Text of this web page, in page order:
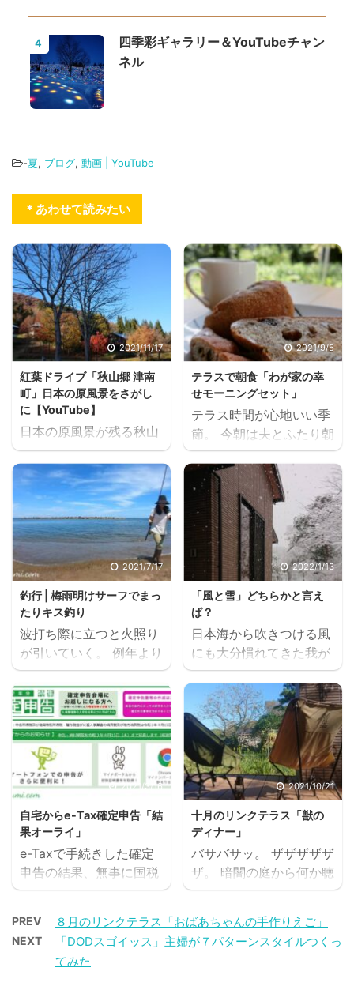
4
四季彩ギャラリー＆YouTubeチャン
ネル
-夏, ブログ, 動画 | YouTube
＊あわせて読みたい
2021/11/17
紅葉ドライブ「秋山郷 津南
町」日本の原風景をさがし
に【YouTube】
日本の原風景が残る秋山
郷は、信濃川の支流 中津
川の上流域に点在する集
落の総称で、長野県と新
潟県にまたがる渓谷地帯
です。 10年ほど前に一
度訪れて以来の秋山郷。
今回は、新潟県中魚沼郡
津南町秋山郷を訪れまし
た。 国道を外れた見倉集
落近辺は、春に数十万株
ものカタクリの花が咲き
乱れる群生地があり、私
ります。 津南町秋山郷見
倉 かたくり群生地
2021.11.6 中津川の断崖
にかかる、国道405号線
と逆巻集落を結ぶ「猿飛
橋」は、その見事な眺望
から新潟の橋50選に選定
されています。 津南町秋
山 ...
2021/9/5
テラスで朝食「わが家の幸
せモーニングセット」
テラス時間が心地いい季
節。 今朝は夫とふたり朝
食を愉しんだ。 朝食
2021.9.5 数カ月ぶりにお
邪魔した、山あいの人気
パン屋さん麦麦ベイクの
天然酵母ぱん。 麦麦ベイ
ク 2021.9.4 今日もやっ
ぱり、くるみレーズンぱ
ん＆ライ麦いよかんチョ
コ。 噛めば噛むほどに味
がでる、ハード系のこの
天然酵母パンに出会って
以来、私のパンへの印象
はガラリと変わってしま
った。 麦麦ベイク くる
みレーズンぱん＆ライ麦
いよかんチョコ コーヒー
は、その場で焙煎する極
上の自家焙煎珈琲豆を提
供してくれるフレッシュ
コーヒーNo.1の ...
2021/7/17
釣行 | 梅雨明けサーフでまっ
たりキス釣り
波打ち際に立つと火照り
が引いていく。 例年より
18日早く梅雨明けした新
潟では、まだまだキス釣
りが楽しめる。 潮騒を
BGMに、まったり過ごす
のもいい。 練習の甲斐あ
って、キャスティングも
少しはみれるようになっ
は、そんな昨日のキス釣
りの様子です。 スポン
サーリンク ランキングに
参加しています ご訪問の
けると嬉しいです ↓ ↓
＊シンプルイズベスト＊
＊ふるさと新潟＊ ＊若者
2022/1/13
「風と雪」どちらかと言え
ば？
日本海から吹きつける風
にも大分慣れてきた我が
家。 それでも、やっぱり
強風には驚かされる。 こ
こ二日間の暴風雪警報
で、どれだけの雪が降る
のだろうと心配したが、
嵐に吹き飛ばされて雪が
舞いほとんど積もらずに
済んだ。 こんな時、嵐は
もちろん怖いのだけれ
ど、風のお蔭で大雪にな
らずに済むんだと実感す
る。 ところが、その嵐が
今日は、再び降り出した
雪がみるみるうちに積も
2021/3/16
自宅からe-Tax確定申告「結
果オーライ」
e-Taxで手続きした確定
申告の結果、無事に国税
が還付されました。 先日
通り、適当な数字を入れ
て帳尻が合うように調整
していたこともあって、
2021/10/21
十月のリンクテラス「獣の
ディナー」
バサバサッ。 ザザザザザ
ザ。 暗闇の庭から何か聴
こえた気がした。 えっ？
聴こえる。 何かが、居
る！ うわ～もしや、巷で
PREV ８月のリンクテラス「おばあちゃんの手作りえご」
NEXT
「DODスゴイッス」主婦が７パターンスタイルつくっ
てみた